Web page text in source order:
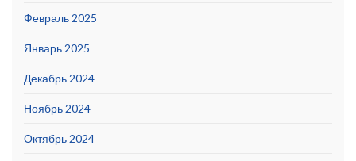
Февраль 2025
Январь 2025
Декабрь 2024
Ноябрь 2024
Октябрь 2024